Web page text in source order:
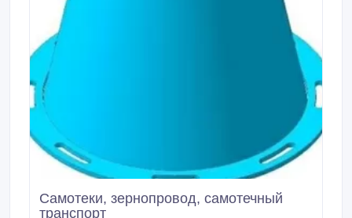
Самотеки, зернопровод, самотечный
транспорт